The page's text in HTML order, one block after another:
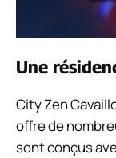
Une
City Zen
offre de
sont conçus